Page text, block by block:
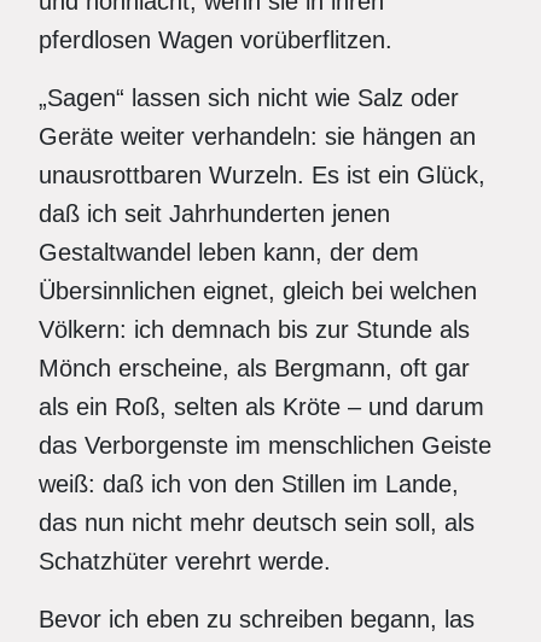
pferdlosen Wagen vorüberflitzen.
„Sagen“ lassen sich nicht wie Salz oder
Geräte weiter verhandeln: sie hängen an
unausrottbaren Wurzeln. Es ist ein Glück,
daß ich seit Jahrhunderten jenen
Gestaltwandel leben kann, der dem
Übersinnlichen eignet, gleich bei welchen
Völkern: ich demnach bis zur Stunde als
Mönch erscheine, als Bergmann, oft gar
als ein Roß, selten als Kröte – und darum
das Verborgenste im menschlichen Geiste
weiß: daß ich von den Stillen im Lande,
das nun nicht mehr deutsch sein soll, als
Schatzhüter verehrt werde.
Bevor ich eben zu schreiben begann, las